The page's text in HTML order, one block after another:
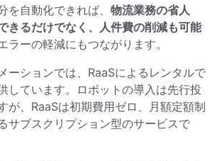
を自動化できれば、 物流業務の省人
きるだけでなく、人件費の削減も可能
ラーの軽減にもつながります。
ーションでは、RaaSによるレンタルで
しています。ロボットの導入は先行投
が、RaaSは初期費用ゼロ、月額定額制
サブスクリプション型のサービスで